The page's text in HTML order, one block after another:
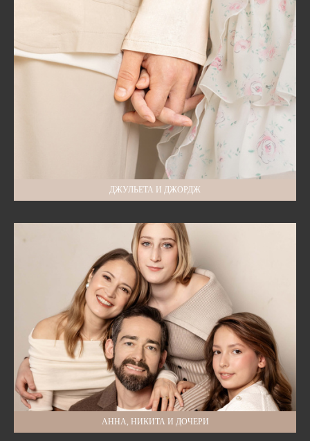
ДЖУЛЬЕТА И ДЖОРДЖ
АННА, НИКИТА И ДОЧЕРИ